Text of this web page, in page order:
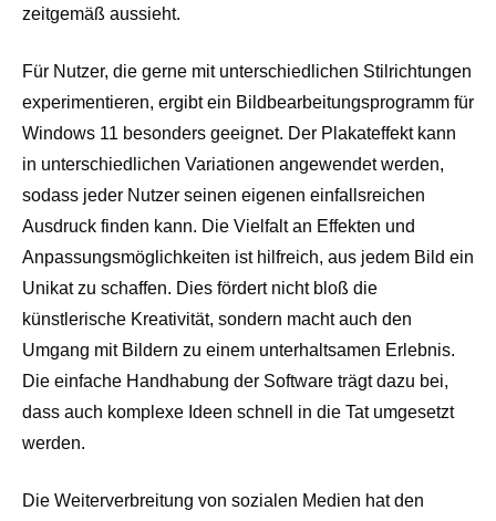
zeitgemäß aussieht.
Für Nutzer, die gerne mit unterschiedlichen Stilrichtungen
experimentieren, ergibt ein Bildbearbeitungsprogramm für
Windows 11 besonders geeignet. Der Plakateffekt kann
in unterschiedlichen Variationen angewendet werden,
sodass jeder Nutzer seinen eigenen einfallsreichen
Ausdruck finden kann. Die Vielfalt an Effekten und
Anpassungsmöglichkeiten ist hilfreich, aus jedem Bild ein
Unikat zu schaffen. Dies fördert nicht bloß die
künstlerische Kreativität, sondern macht auch den
Umgang mit Bildern zu einem unterhaltsamen Erlebnis.
Die einfache Handhabung der Software trägt dazu bei,
dass auch komplexe Ideen schnell in die Tat umgesetzt
werden.
Die Weiterverbreitung von sozialen Medien hat den